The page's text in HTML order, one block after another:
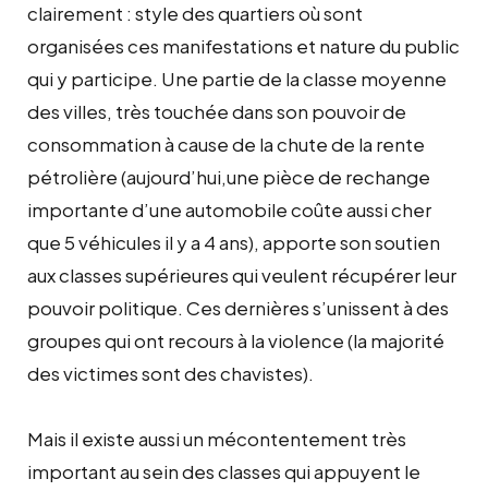
clairement : style des quartiers où sont
organisées ces manifestations et nature du public
qui y participe. Une partie de la classe moyenne
des villes, très touchée dans son pouvoir de
consommation à cause de la chute de la rente
pétrolière (aujourd’hui,une pièce de rechange
importante d’une automobile coûte aussi cher
que 5 véhicules il y a 4 ans), apporte son soutien
aux classes supérieures qui veulent récupérer leur
pouvoir politique. Ces dernières s’unissent à des
groupes qui ont recours à la violence (la majorité
des victimes sont des chavistes).
Mais il existe aussi un mécontentement très
important au sein des classes qui appuyent le